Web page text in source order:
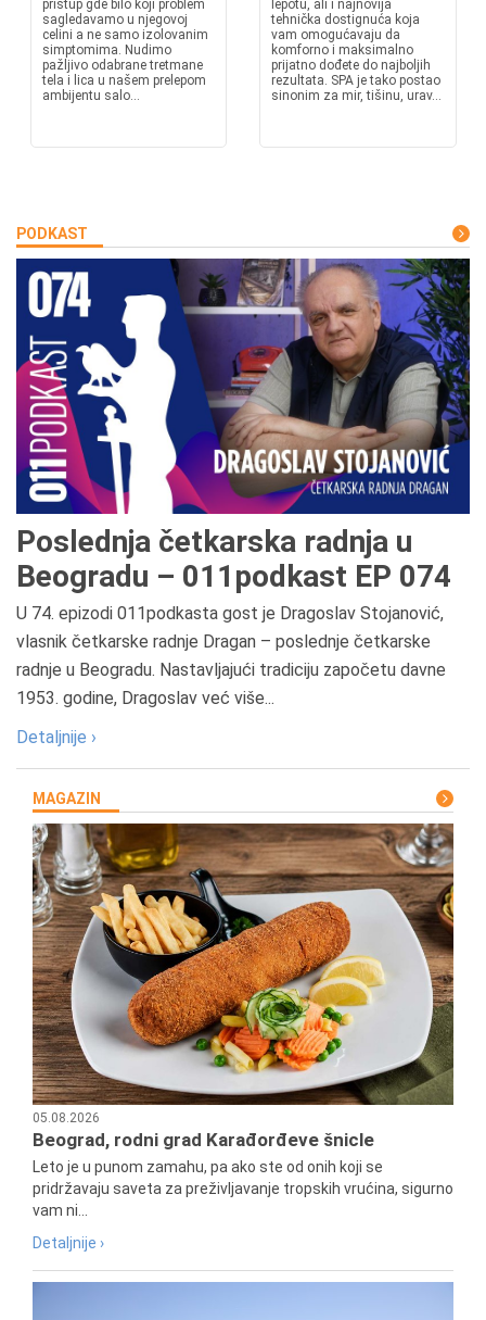
pristup gde bilo koji problem
sagledavamo u njegovoj
celini a ne samo izolovanim
simptomima. Nudimo
pažljivo odabrane tretmane
tela i lica u našem prelepom
ambijentu salo...
lepotu, ali i najnovija
tehnička dostignuća koja
vam omogućavaju da
komforno i maksimalno
prijatno dođete do najboljih
rezultata. SPA je tako postao
sinonim za mir, tišinu, urav...
PODKAST
Poslednja četkarska radnja u
Beogradu – 011podkast EP 074
U 74. epizodi 011podkasta gost je Dragoslav Stojanović,
vlasnik četkarske radnje Dragan – poslednje četkarske
radnje u Beogradu. Nastavljajući tradiciju započetu davne
1953. godine, Dragoslav već više...
Detaljnije ›
MAGAZIN
05.08.2026
Beograd, rodni grad Karađorđeve šnicle
Leto je u punom zamahu, pa ako ste od onih koji se
pridržavaju saveta za preživljavanje tropskih vrućina, sigurno
vam ni...
Detaljnije ›